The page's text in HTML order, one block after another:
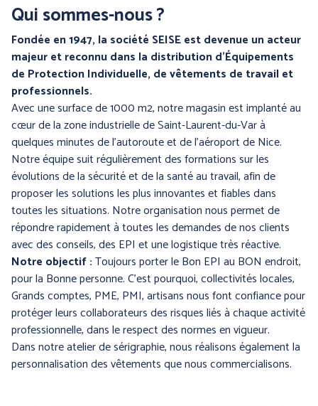
PROTECTION DU CORPS
- THERMIQUE et
INTEMPÉRIES
PROTECTION DES PIEDS
ANTICHUTE HYGIENE
Qui sommes-nous ?
Fondée en 1947, la société SEISE est devenue un acteur
majeur et reconnu dans la distribution d’Équipements
de Protection Individuelle, de vêtements de travail et
professionnels.
Avec une surface de 1000 m2, notre magasin est implanté au
cœur de la zone industrielle de Saint-Laurent-du-Var à
quelques minutes de l’autoroute et de l’aéroport de Nice.
Notre équipe suit régulièrement des formations sur les
évolutions de la sécurité et de la santé au travail, afin de
proposer les solutions les plus innovantes et fiables dans
toutes les situations. Notre organisation nous permet de
répondre rapidement à toutes les demandes de nos clients
avec des conseils, des EPI et une logistique très réactive.
Notre objectif :Toujours porter le Bon EPI au BON endroit,
pour la Bonne personne. C’est pourquoi, collectivités locales,
Grands comptes, PME, PMI, artisans nous font confiance pour
protéger leurs collaborateurs des risques liés à chaque activité
professionnelle, dans le respect des normes en vigueur.
Dans notre atelier de sérigraphie, nous réalisons également la
personnalisation des vêtements que nous commercialisons.